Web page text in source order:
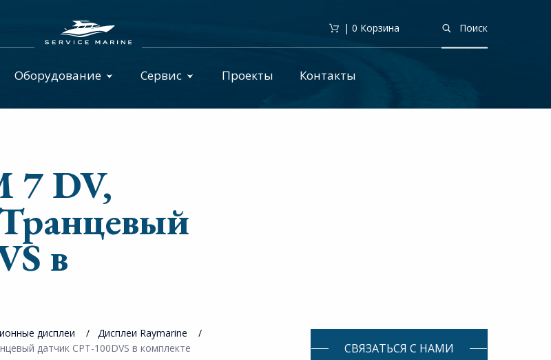
Поиск
| 0 Корзина
Оборудование Сервис Проекты Контакты
7 DV,
в
дисплеи
Дисплеи Raymarine
датчик CPT-100DVS в комплекте СВЯЗАТЬСЯ С НАМИ